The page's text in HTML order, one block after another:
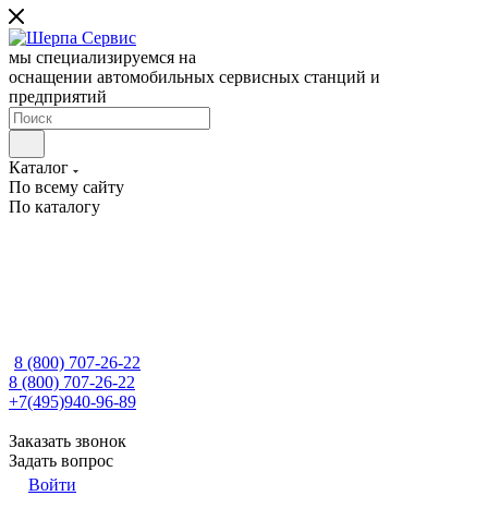
мы специализируемся на
оснащении автомобильных сервисных станций и
предприятий
Каталог
По всему сайту
По каталогу
8 (800) 707-26-22
8 (800) 707-26-22
+7(495)940-96-89
Заказать звонок
Задать вопрос
Войти